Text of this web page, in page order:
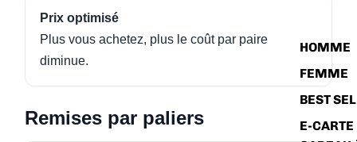
HOMME
FEMME
BEST
E-CARTE
Prix optimisé
Plus vous achetez, plus le coût par paire
diminue.
Remises par paliers